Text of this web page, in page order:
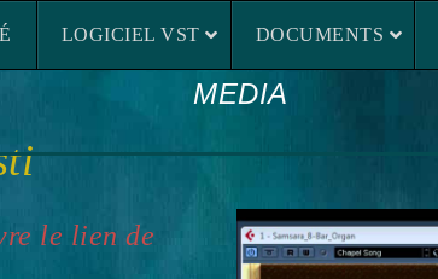
VST DOCUMENTS
MEDIA
le lien de
LOGICIEL VST DOCUMENTS